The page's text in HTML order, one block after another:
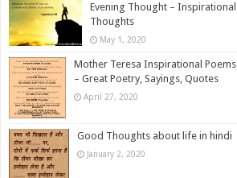
Evening Thought – Inspirational
Thoughts
May 1, 2020
Mother Teresa Inspirational Poems
– Great Poetry, Sayings, Quotes
April 27, 2020
Good Thoughts about life in hindi
January 2, 2020